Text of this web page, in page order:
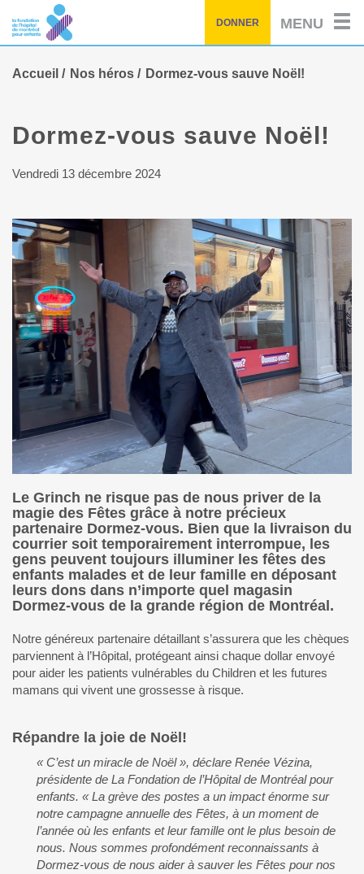
contenu
DONNER MENU
Accueil Nos héros Dormez-vous sauve Noël!
Dormez-vous sauve Noël!
Vendredi 13 décembre 2024
Le Grinch ne risque pas de nous priver de la
magie des Fêtes grâce à notre précieux
partenaire Dormez-vous. Bien que la livraison du
courrier soit temporairement interrompue, les
gens peuvent toujours illuminer les fêtes des
enfants malades et de leur famille en déposant
leurs dons dans n’importe quel magasin
Dormez-vous de la grande région de Montréal.
Notre généreux partenaire détaillant s’assurera que les chèques
parviennent à l’Hôpital, protégeant ainsi chaque dollar envoyé
pour aider les patients vulnérables du Children et les futures
mamans qui vivent une grossesse à risque.
Répandre la joie de Noël!
« C’est un miracle de Noël », déclare Renée Vézina,
présidente de La Fondation de l’Hôpital de Montréal pour
enfants. « La grève des postes a un impact énorme sur
notre campagne annuelle des Fêtes, à un moment de
l’année où les enfants et leur famille ont le plus besoin de
nous. Nous sommes profondément reconnaissants à
Dormez-vous de nous aider à sauver les Fêtes pour nos